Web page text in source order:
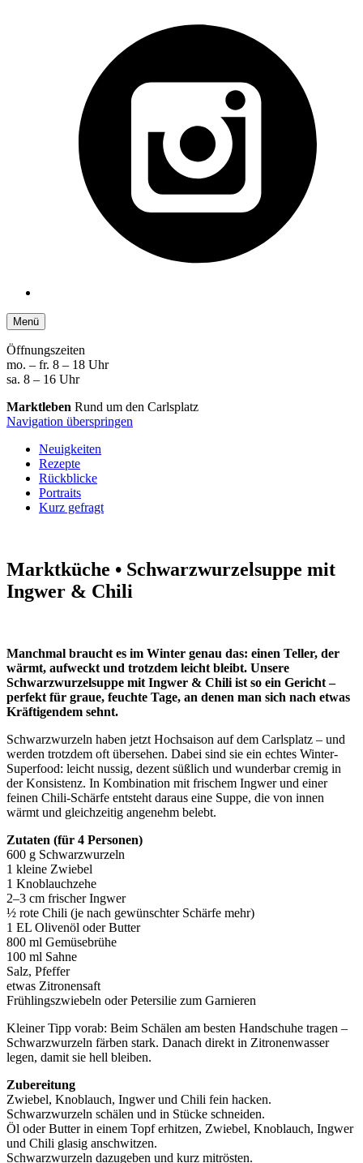
Menü
Öffnungszeiten
mo. – fr. 8 – 18 Uhr
sa. 8 – 16 Uhr
Marktleben Rund um den Carlsplatz
Navigation überspringen
Neuigkeiten
Rezepte
Rückblicke
Portraits
Kurz gefragt
Marktküche • Schwarzwurzelsuppe mit
Ingwer & Chili
Manchmal braucht es im Winter genau das: einen Teller, der
wärmt, aufweckt und trotzdem leicht bleibt. Unsere
Schwarzwurzelsuppe mit Ingwer & Chili ist so ein Gericht –
perfekt für graue, feuchte Tage, an denen man sich nach etwas
Kräftigendem sehnt.
Schwarzwurzeln haben jetzt Hochsaison auf dem Carlsplatz – und
werden trotzdem oft übersehen. Dabei sind sie ein echtes Winter-
Superfood: leicht nussig, dezent süßlich und wunderbar cremig in
der Konsistenz. In Kombination mit frischem Ingwer und einer
feinen Chili-Schärfe entsteht daraus eine Suppe, die von innen
wärmt und gleichzeitig angenehm belebt.
Zutaten (für 4 Personen)
600 g Schwarzwurzeln
1 kleine Zwiebel
1 Knoblauchzehe
2–3 cm frischer Ingwer
½ rote Chili (je nach gewünschter Schärfe mehr)
1 EL Olivenöl oder Butter
800 ml Gemüsebrühe
100 ml Sahne
Salz, Pfeffer
etwas Zitronensaft
Frühlingszwiebeln oder Petersilie zum Garnieren
Kleiner Tipp vorab: Beim Schälen am besten Handschuhe tragen –
Schwarzwurzeln färben stark. Danach direkt in Zitronenwasser
legen, damit sie hell bleiben.
Zubereitung
Zwiebel, Knoblauch, Ingwer und Chili fein hacken.
Schwarzwurzeln schälen und in Stücke schneiden.
Öl oder Butter in einem Topf erhitzen, Zwiebel, Knoblauch, Ingwer
und Chili glasig anschwitzen.
Schwarzwurzeln dazugeben und kurz mitrösten.